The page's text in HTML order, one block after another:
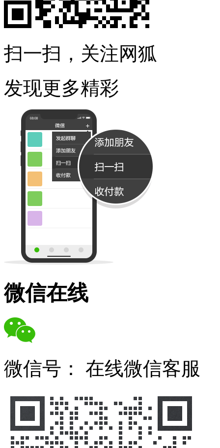
扫一扫，关注网狐
发现更多精彩
微信在线
微信号： 在线微信客服